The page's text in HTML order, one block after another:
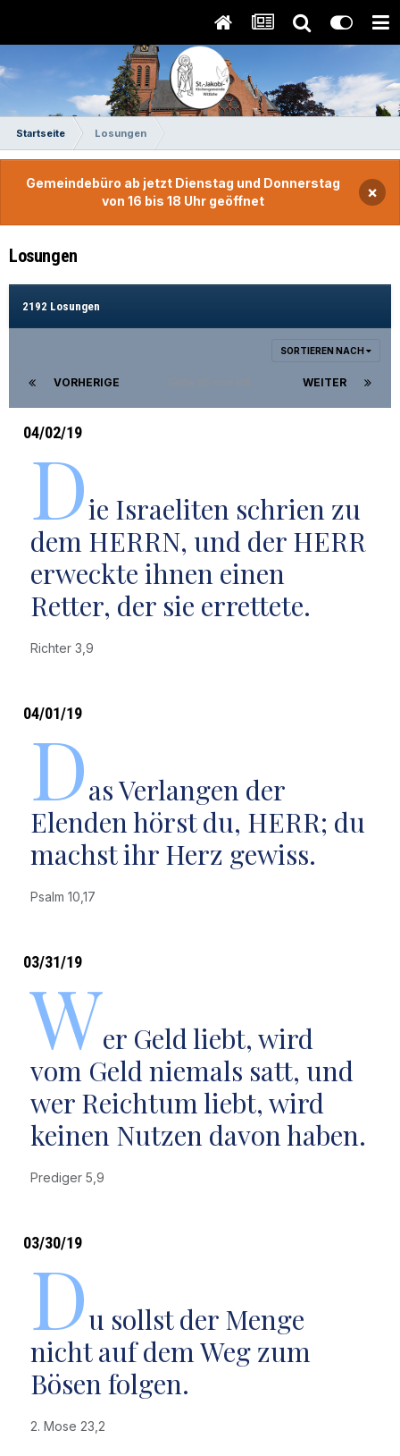
Startseite Losungen
Gemeindebüro ab jetzt Dienstag und Donnerstag
von 16 bis 18 Uhr geöffnet
×
Losungen
2192 Losungen
SORTIEREN NACH
VORHERIGE WEITER
04/02/19
Die Israeliten schrien zu
dem HERRN, und der HERR
erweckte ihnen einen
Retter, der sie errettete.
Richter 3,9
04/01/19
Das Verlangen der
Elenden hörst du, HERR; du
machst ihr Herz gewiss.
Psalm 10,17
03/31/19
Wer Geld liebt, wird
vom Geld niemals satt, und
wer Reichtum liebt, wird
keinen Nutzen davon haben.
Prediger 5,9
03/30/19
Du sollst der Menge
nicht auf dem Weg zum
Bösen folgen.
2. Mose 23,2